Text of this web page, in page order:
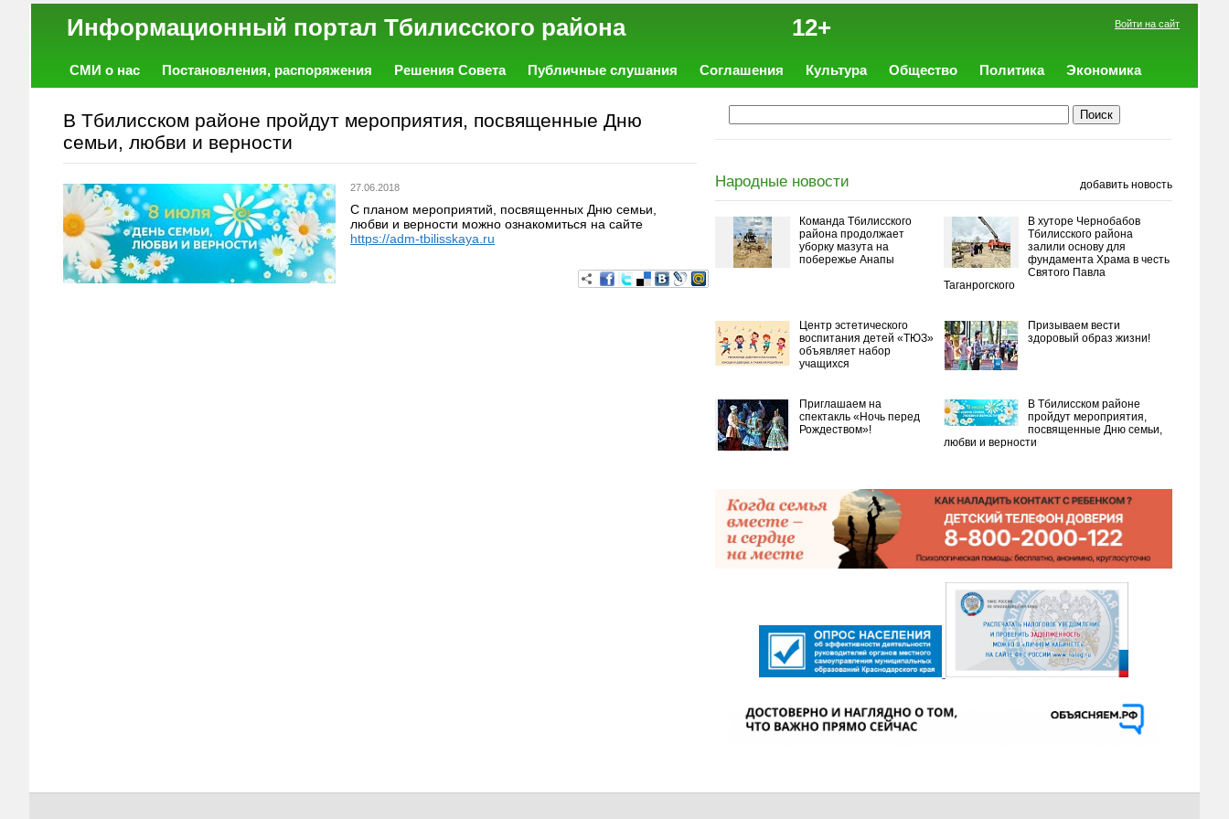
Информационный портал Тбилисского района 12+ Войти на сайт
СМИ о нас Постановления, распоряжения Решения Совета Публичные слушания Соглашения Культура Общество Политика
Экономика
В Тбилисском районе пройдут мероприятия, посвященные Дню
семьи, любви и верности
27.06.2018
С планом мероприятий, посвященных Дню семьи,
любви и верности можно ознакомиться на сайте
https://adm-tbilisskaya.ru
Народные новости добавить новость
Команда Тбилисского
района продолжает
уборку мазута на
побережье Анапы
В хуторе Чернобабов
Тбилисского района
залили основу для
фундамента Храма в честь
Святого Павла
Таганрогского
Центр эстетического
воспитания детей «ТЮЗ»
объявляет набор
учащихся
Призываем вести
здоровый образ жизни!
Приглашаем на
спектакль «Ночь перед
Рождеством»!
В Тбилисском районе
пройдут мероприятия,
посвященные Дню семьи,
любви и верности